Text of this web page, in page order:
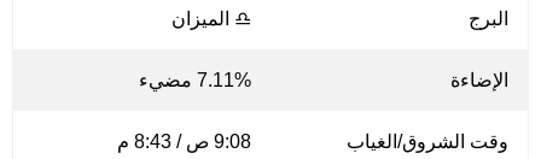
البرج ♎ الميزان
الإضاءة 7.11% مضيء
وقت الشروق/الغياب 9:08 ص / 8:43 م